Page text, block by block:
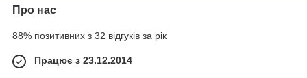
Про нас
88% позитивних з 32 відгуків за рік
Працює з 23.12.2014